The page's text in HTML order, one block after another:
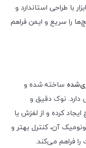
با طراحی استاندارد و
را سریع و ایمن فراهم
ساخته شده و
دارد. نوک دقیق و
کرده و از لغزش یا
آن، کنترل بهتر و
فراهم می‌کند.